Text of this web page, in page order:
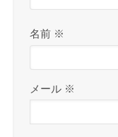
名前 ※
メール ※